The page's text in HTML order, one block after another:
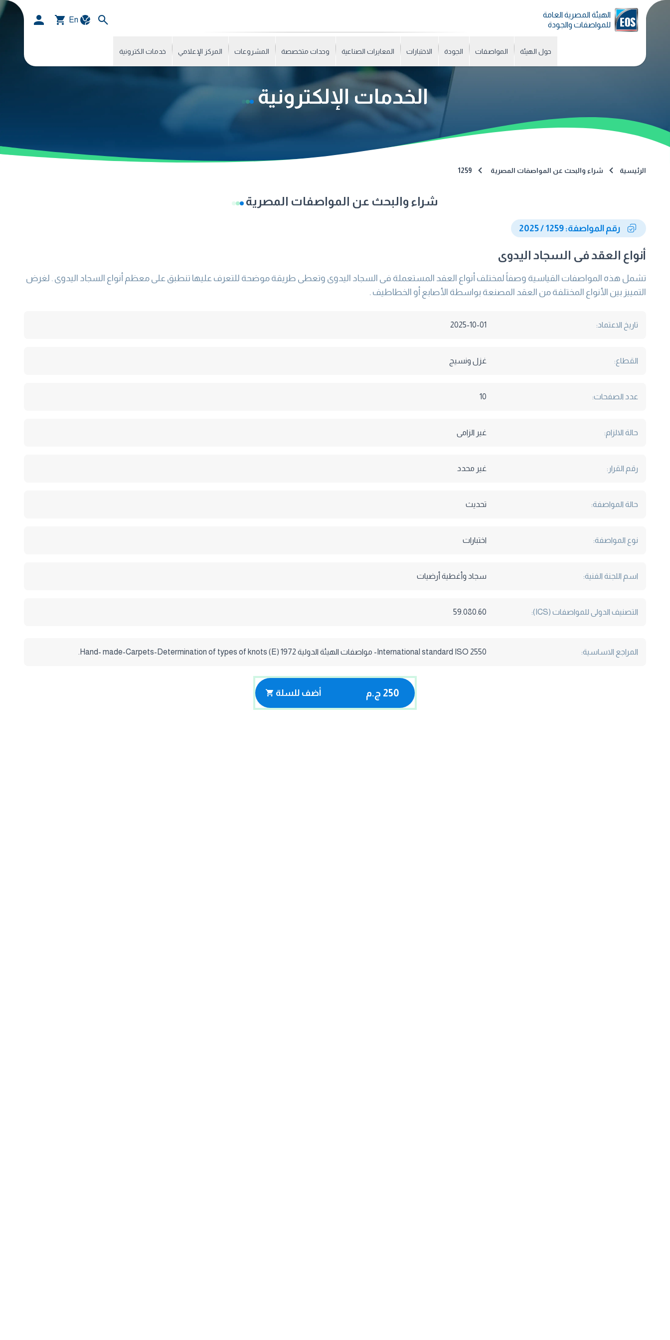
الهيئة المصرية العامة
للمواصفات والجودة
En
حول الهيئة المواصفات الجودة الاختبارات المعايرات الصناعية وحدات متخصصة المشروعات المركز الإعلامي خدمات الكترونية
الخدمات الإلكترونية
الرئيسية شراء والبحث عن المواصفات المصرية 1259
شراء والبحث عن المواصفات المصرية
رقم المواصفة: 1259 / 2025
أنواع العقد فى السجاد اليدوى
تشمل هذه المواصفات القياسية وصفاً لمختلف أنواع العقد المستعملة فى السجاد اليدوى وتعطى طريقة موضحة للتعرف عليها تنطبق على معظم أنواع السجاد اليدوى . لغرض
التمييز بين الأنواع المختلفة من العقد المصنعة بواسطة الأصابع أو الخطاطيف .
تاريخ الاعتماد: 2025-10-01
القطاع: غزل ونسيج
عدد الصفحات: 10
حالة الالزام: غير الزامى
رقم القرار: غير محدد
حالة المواصفة: تحديث
نوع المواصفة: اختبارات
اسم اللجنة الفنية: سجاد وأغطية أرضيات
التصنيف الدولى للمواصفات (ICS): 59.080.60
المراجع الاساسية: International standard ISO 2550- مواصفات الهيئة الدولية 1972 (E) Hand- made-Carpets-Determination of types of knots.
250 ج.م أضف للسلة